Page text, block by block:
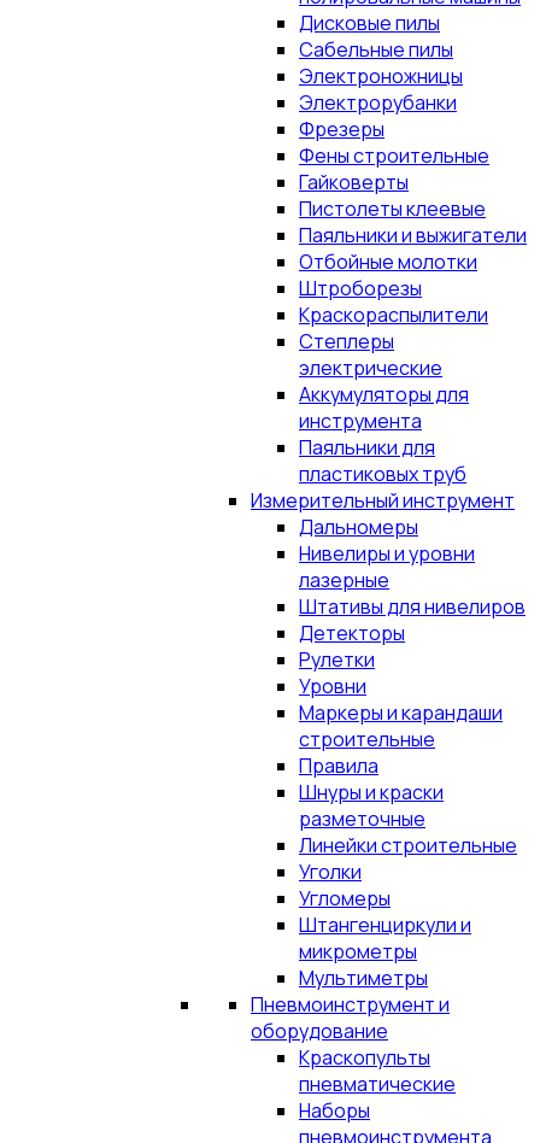
Дисковые пилы
Сабельные пилы
Электроножницы
Электрорубанки
Фрезеры
Фены строительные
Гайковерты
Пистолеты клеевые
Паяльники и выжигатели
Отбойные молотки
Штроборезы
Краскораспылители
Степлеры
электрические
Аккумуляторы для
инструмента
Паяльники для
пластиковых труб
Измерительный инструмент
Дальномеры
Нивелиры и уровни
лазерные
Штативы для нивелиров
Детекторы
Рулетки
Уровни
Маркеры и карандаши
строительные
Правила
Шнуры и краски
разметочные
Линейки строительные
Уголки
Угломеры
Штангенциркули и
микрометры
Мультиметры
Пневмоинструмент и
оборудование
Краскопульты
пневматические
Наборы
пневмоинструмента